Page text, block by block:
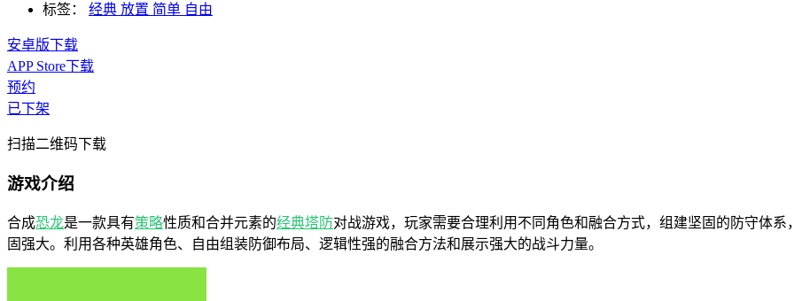
标签：
经典 放置 简单 自由
安卓版下载
APP Store下载
预约
已下架
扫描二维码下载
游戏介绍
合成恐龙是一款具有策略性质和合并元素的经典塔防对战游戏，玩家需要合理利用不同角色和融合方式，组建坚固的防守体
固强大。利用各种英雄角色、自由组装防御布局、逻辑性强的融合方法和展示强大的战斗力量。